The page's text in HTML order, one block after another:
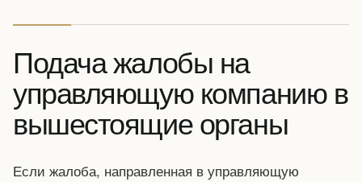
Подача жалобы на
управляющую компанию в
вышестоящие органы
Если жалоба, направленная в управляющую